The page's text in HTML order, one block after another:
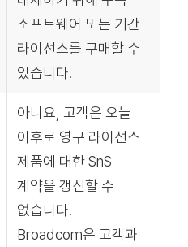
소프트웨어 또는 기간
라이선스를 구매할 수
있습니다.
아니요, 고객은 오늘
이후로 영구 라이선스
제품에 대한 SnS
계약을 갱신할 수
없습니다.
Broadcom은 고객과